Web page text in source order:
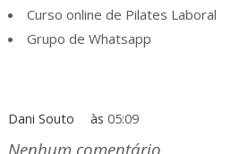
Curso online de Pilates Laboral
Grupo de Whatsapp
Dani Souto às05:09
Nenhum comentário